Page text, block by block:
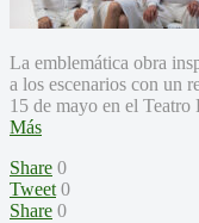
La emblemática obra
a los escenarios con un
15 de mayo en el
Más
Share 0
Tweet 0
Share 0